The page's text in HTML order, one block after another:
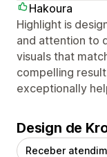
Hakoura
Highlight is
and attention to
visuals that
compelling
exceptionally
Design de
Receber